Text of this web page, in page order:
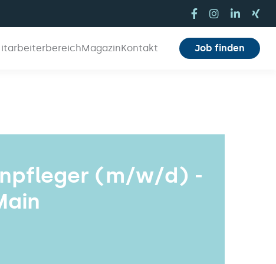
MagazinKontakt Job finden
(m/w/d) -